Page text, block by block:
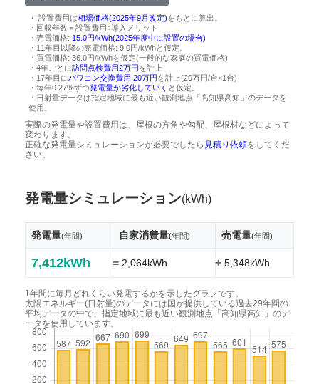
・ 設置費用は相場価格(2025年9月改定)をもとに算出。
・回収年数＝設置費用÷導入メリット
・売電価格: 15.0円/kWh(2025年度中に設置の場合)
・11年目以降の売電価格: 9.0円/kWhと仮定。
・買電価格: 36.0円/kWhを仮定(一般的な家庭の買電価格)
・4年ごとに訪問点検費用2万円を計上
・17年目にパワコン交換費用 20万円を計上(20万円/台×1台)
・毎年0.27%ずつ発電量が劣化していく と仮定。
・日射量データは指定地域に最も近い観測地点「高知県高知」のデータを
使用。
実際の発電量や設置費用は、屋根の方角や勾配、屋根材などによって
変わります。
正確な発電量シミュレーションが必要でしたら 見積り依頼をしてくだ
さい。
発電量シミュレーション(kWh)
発電量(年間) 自家消費量(年間) 売電量(年間)
7,412kWh =2,064kWh +5,348kWh
1年間に毎月どれくらい発電するかを示したグラフです。
太陽エネルギー(日射量)のデータには国が提供している過去29年間の
平均データの中で、指定地域に最も近い観測地点「高知県高知」のデ
ータを使用しています。